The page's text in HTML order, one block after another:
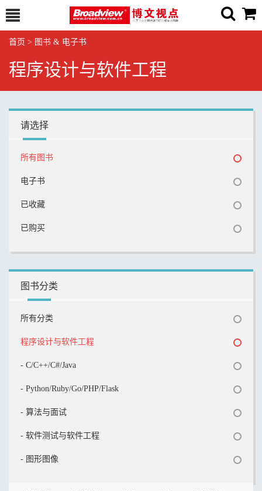
首页 > 图书 & 电子书
程序设计与软件工程
请选择
所有图书
电子书
已收藏
已购买
图书分类
所有分类
程序设计与软件工程
- C/C++/C#/Java
- Python/Ruby/Go/PHP/Flask
- 算法与面试
- 软件测试与软件工程
- 图形图像